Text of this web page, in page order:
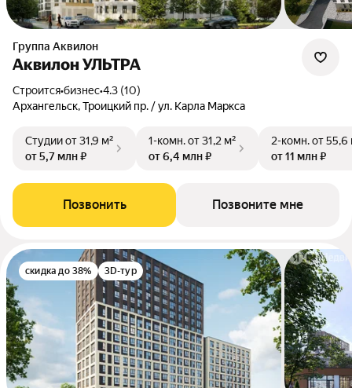
Группа Аквилон
Аквилон УЛЬТРА
Строится•бизнес•4.3 (10)
Архангельск, Троицкий пр. / ул. Карла Маркса
Студииот 31,9 м²
от 5,7 млн ₽
1-комн.от 31,2 м²
от 6,4 млн ₽
2-комн.от 55,6
от 11 млн ₽
Позвонить Позвоните мне
скидка до 38% 3D-тур